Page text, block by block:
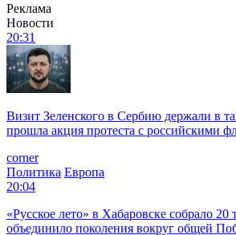
Реклама
Новости
20:31
Визит Зеленского в Сербию держали в
прошла акция протеста с российскими
corner
Политика Европа
20:04
«Русское лето» в Хабаровске собрало 20
объединило поколения вокруг общей